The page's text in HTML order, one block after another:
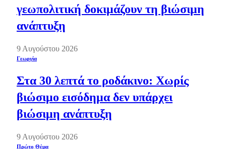
γεωπολιτική δοκιμάζουν τη βιώσιμη
ανάπτυξη
9 Αυγούστου 2026
Γεωργία
Στα 30 λεπτά το ροδάκινο: Χωρίς
βιώσιμο εισόδημα δεν υπάρχει
βιώσιμη ανάπτυξη
9 Αυγούστου 2026
Πρώτο Θέμα